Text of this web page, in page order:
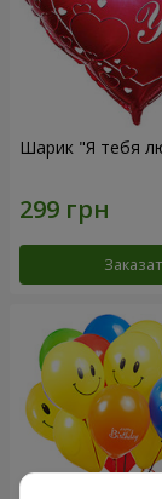
Шарик "Я тебя